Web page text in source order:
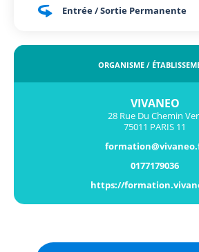
Entrée / Sortie Permanente
ORGANISME /
VIVANEO
28 Rue Du Chemin
75011 PARIS 11
0177179036
https://